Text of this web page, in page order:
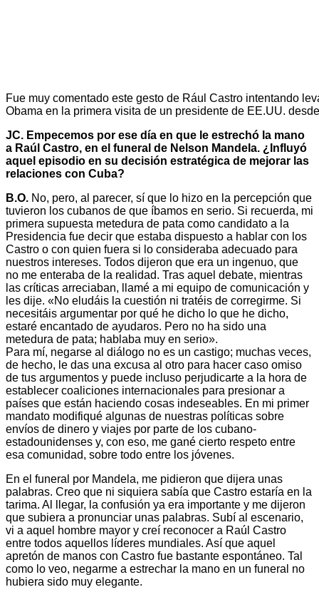
Fue muy comentado este gesto de Rául Castro intentando
Obama en la primera visita de un presidente de EE.UU.
JC. Empecemos por ese día en que le estrechó la mano
a Raúl Castro, en el funeral de Nelson Mandela. ¿Influyó
aquel episodio en su decisión estratégica de mejorar las
relaciones con Cuba?
B.O. No, pero, al parecer, sí que lo hizo en la percepción que
tuvieron los cubanos de que íbamos en serio. Si recuerda, mi
primera supuesta metedura de pata como candidato a la
Presidencia fue decir que estaba dispuesto a hablar con los
Castro o con quien fuera si lo consideraba adecuado para
nuestros intereses. Todos dijeron que era un ingenuo, que
no me enteraba de la realidad. Tras aquel debate, mientras
las críticas arreciaban, llamé a mi equipo de comunicación y
les dije. «No eludáis la cuestión ni tratéis de corregirme. Si
necesitáis argumentar por qué he dicho lo que he dicho,
estaré encantado de ayudaros. Pero no ha sido una
metedura de pata; hablaba muy en serio».
Para mí, negarse al diálogo no es un castigo; muchas veces,
de hecho, le das una excusa al otro para hacer caso omiso
de tus argumentos y puede incluso perjudicarte a la hora de
establecer coaliciones internacionales para presionar a
países que están haciendo cosas indeseables. En mi primer
mandato modifiqué algunas de nuestras políticas sobre
envíos de dinero y viajes por parte de los cubano-
estadounidenses y, con eso, me gané cierto respeto entre
esa comunidad, sobre todo entre los jóvenes.
En el funeral por Mandela, me pidieron que dijera unas
palabras. Creo que ni siquiera sabía que Castro estaría en la
tarima. Al llegar, la confusión ya era importante y me dijeron
que subiera a pronunciar unas palabras. Subí al escenario,
vi a aquel hombre mayor y creí reconocer a Raúl Castro
entre todos aquellos líderes mundiales. Así que aquel
apretón de manos con Castro fue bastante espontáneo. Tal
como lo veo, negarme a estrechar la mano en un funeral no
hubiera sido muy elegante.